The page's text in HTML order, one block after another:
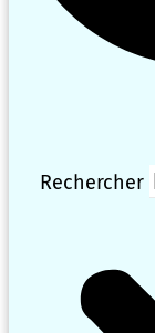
Rechercher